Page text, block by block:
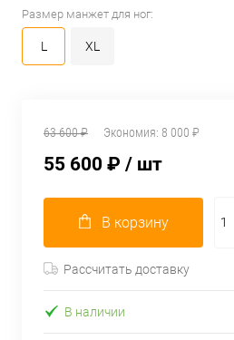
Размер манжет для ног:
L XL
63 600 ₽ Экономия: 8 000 ₽
55 600 ₽ / шт
В корзину
Рассчитать доставку
В наличии